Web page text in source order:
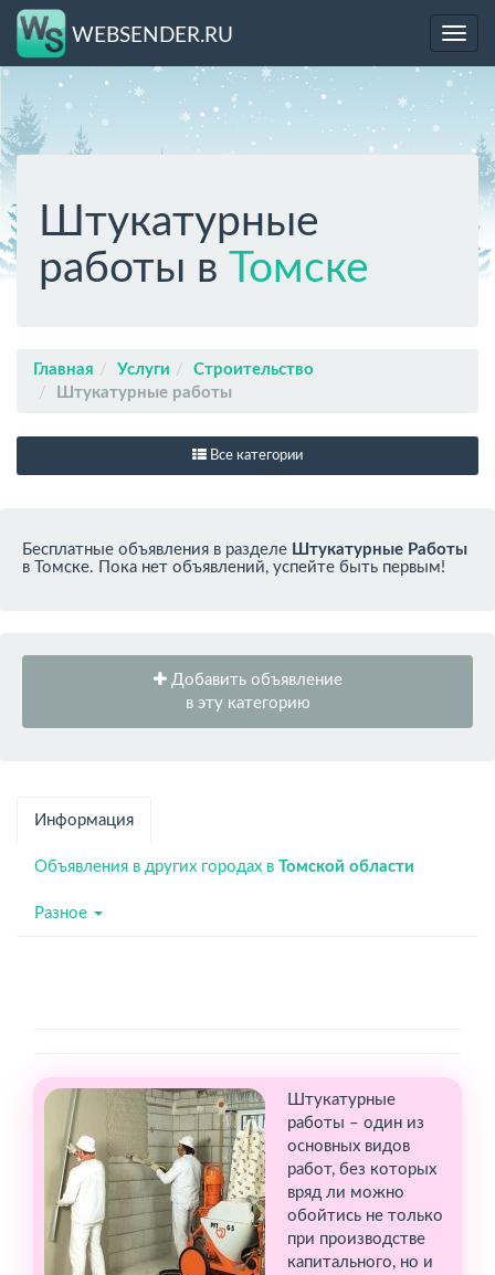
WEBSENDER.RU
Штукатурные
работы в Томске
Главная Услуги
Строительство
Штукатурные работы
Все категории
Бесплатные объявления в разделе Штукатурные Работы
в Томске. Пока нет объявлений, успейте быть первым!
Добавить объявление
в эту категорию
Информация
Объявления в других городах в Томской области
Разное
Штукатурные
работы – один из
основных видов
работ, без которых
вряд ли можно
обойтись не только
при производстве
капитального, но и